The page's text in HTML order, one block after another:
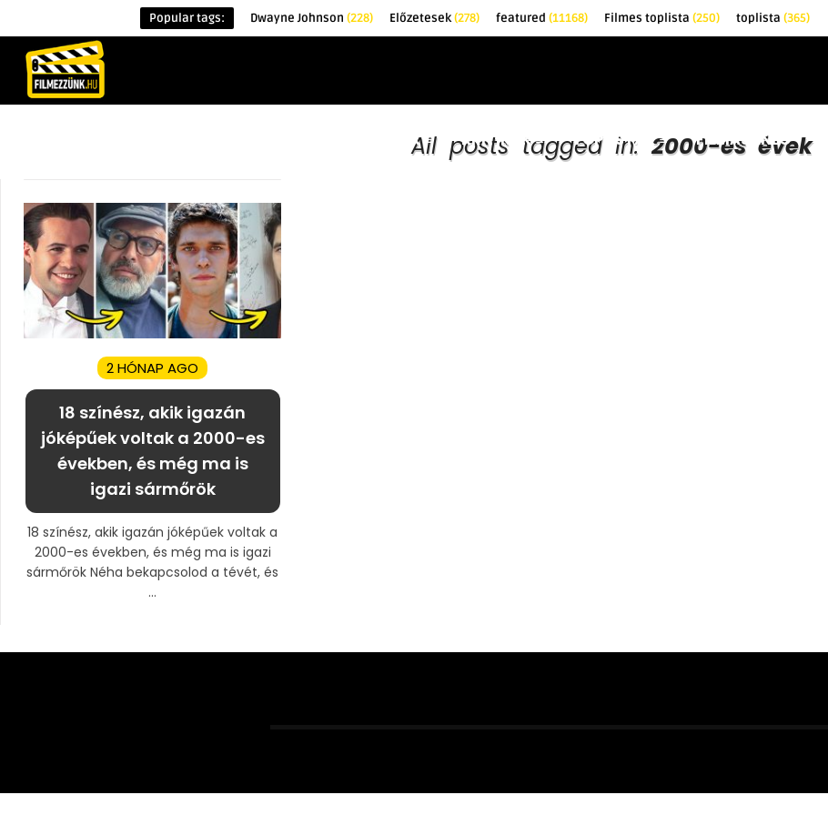
Popular tags: Dwayne Johnson (228) Előzetesek(278) featured (11168) Filmes toplista (250) toplista (365)
ÉRDEKESSÉGEK KRITIKÁK TOPLISTÁK FILMAJÁNLÓ
All posts tagged in:2000-es évek
2 HÓNAP AGO
18 színész, akik igazán
jóképűek voltak a 2000-es
években, és még ma is
igazi sármőrök
18 színész, akik igazán jóképűek voltak a
2000-es években, és még ma is igazi
sármőrök Néha bekapcsolod a tévét, és
...